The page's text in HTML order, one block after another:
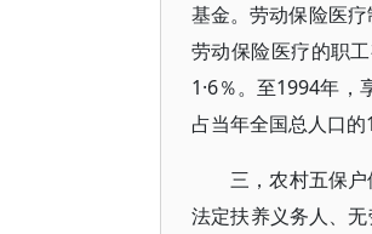
基金。劳动保险医
劳动保险医疗的职
1·6％。至1994年
占当年全国总人口的
三，农村五保
法定扶养义务人、